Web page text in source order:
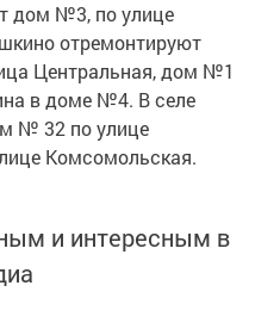
дом №3, по улице
отремонтируют
Центральная, дом №1
в доме №4. В селе
№ 32 по улице
Комсомольская.
и интересным в